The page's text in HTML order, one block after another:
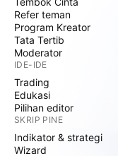
Refer teman
Program Kreator
Tata Tertib
Moderator
IDE-IDE
Trading
Edukasi
Pilihan editor
SKRIP PINE
Indikator & strategi
Wizard